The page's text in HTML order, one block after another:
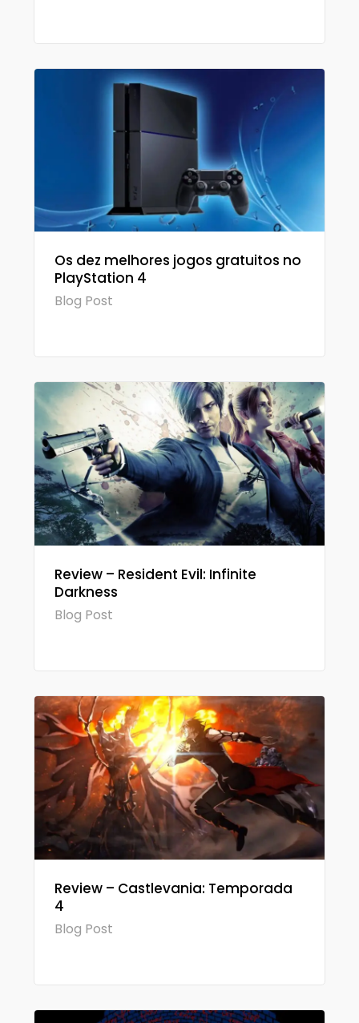
Os dez melhores jogos gratuitos no
PlayStation 4
Blog Post
Review – Resident Evil: Infinite
Darkness
Blog Post
Review – Castlevania: Temporada
4
Blog Post